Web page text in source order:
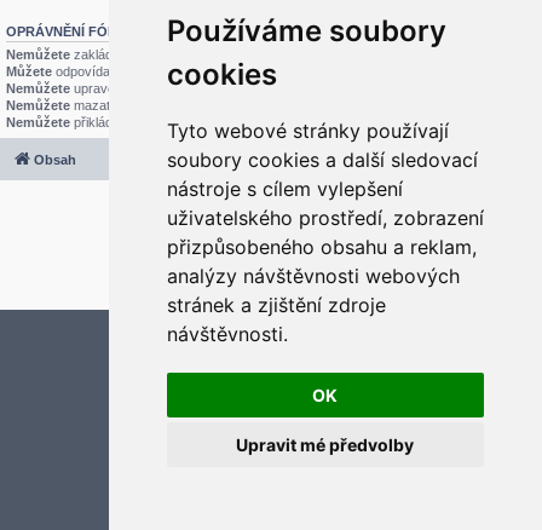
Používáme soubory
cookies
Tyto webové stránky používají
soubory cookies a další sledovací
nástroje s cílem vylepšení
uživatelského prostředí, zobrazení
přizpůsobeného obsahu a reklam,
analýzy návštěvnosti webových
stránek a zjištění zdroje
návštěvnosti.
OK
Upravit mé předvolby
OPRÁVNĚNÍ FÓRA
Nemůžete zakládat nová témata v tomto fóru
Můžete odpovídat v tomto fóru
Nemůžete upravovat své příspěvky v tomto fóru
Nemůžete mazat své příspěvky v tomto fóru
Nemůžete přikládat soubory v tomto fóru
Obsah Všechny časy jsou vUTC+02:00
2020 © ASTRA - CZ s.r.o.
Založeno naphpBB® Forum Software © phpBB Limited
Český překlad – phpBB.cz
Optimized by:
phpBB SEO
Soukromí | Podmínky
Aktualizujte předvolby souborů cookies